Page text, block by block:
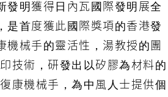
發明獲得日內瓦國際發明展全
是首度獲此國際獎項的香港發
機械手的靈活性，湯教授的團
技術，研發出以矽膠為材料的
康機械手，為中風人士提供個